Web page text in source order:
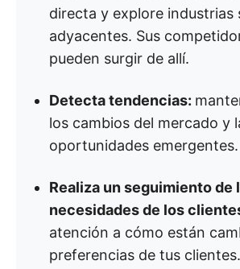
directa y explore industrias
adyacentes. Sus
pueden surgir de allí.
Detecta tendencias:
los cambios del mercado y
oportunidades emergentes.
Realiza un seguimiento de
necesidades de los
atención a cómo están
preferencias de tus clientes.